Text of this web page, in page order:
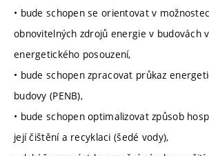
• bude schopen se orientovat v
obnovitelných zdrojů energie v budovách
energetického posouzení,
• bude schopen zpracovat průkaz
budovy (PENB),
• bude schopen optimalizovat způsob
její čištění a recyklaci (šedé vody),